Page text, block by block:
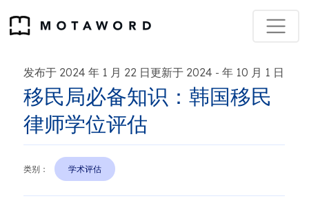
发布于 2024 年 1 月 22 日更新于 2024 - 年 10 月 1 日
移民局必备知识：韩国移民
律师学位评估
类别： 学术评估